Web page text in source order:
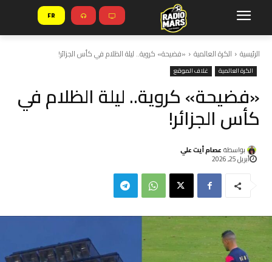
FR
الرئيسية الكرة العالمية «فضيحة» كروية.. ليلة الظلام في كأس الجزائر!
الكرة العالمية غلاف الموقع
«فضيحة» كروية.. ليلة الظلام في
كأس الجزائر!
بواسطة عصام أيت علي
أبريل 25, 2026